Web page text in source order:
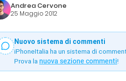
Andrea Cervone
25 Maggio 2012
Nuovo sistema di commenti
iPhoneItalia ha un sistema di
Prova la nuova sezione commenti!